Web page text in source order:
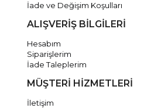
İade ve Değişim Koşulları
ALIŞVERİŞ BİLGİLERİ
Hesabım
Siparişlerim
İade Taleplerim
MÜŞTERİ HİZMETLERİ
İletişim